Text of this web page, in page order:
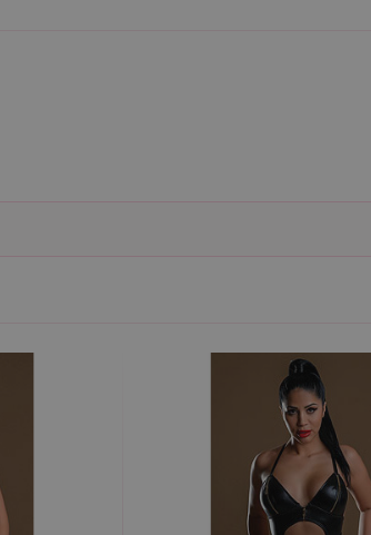
webových stránek, jako je přihlášení uživatele a správa
Tento soubor cookie obsahuje informace o relaci. Je